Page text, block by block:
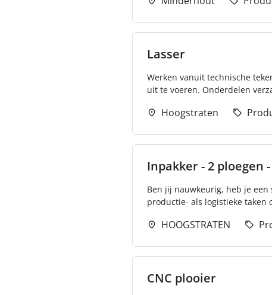
Lasser
Werken vanuit technische
uit te voeren. Onderdelen
Hoogstraten
Inpakker - 2 ploegen
Ben jij nauwkeurig, heb je
productie- als logistieke taken
HOOGSTRATEN
CNC plooier